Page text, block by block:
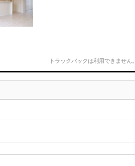
トラックバックは利用できません。